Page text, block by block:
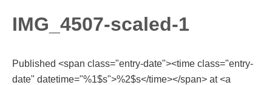
IMG_4507-scaled-1
Published <span class="entry-date"><time class="entry-
date" datetime="%1$s">%2$s</time></span> at <a